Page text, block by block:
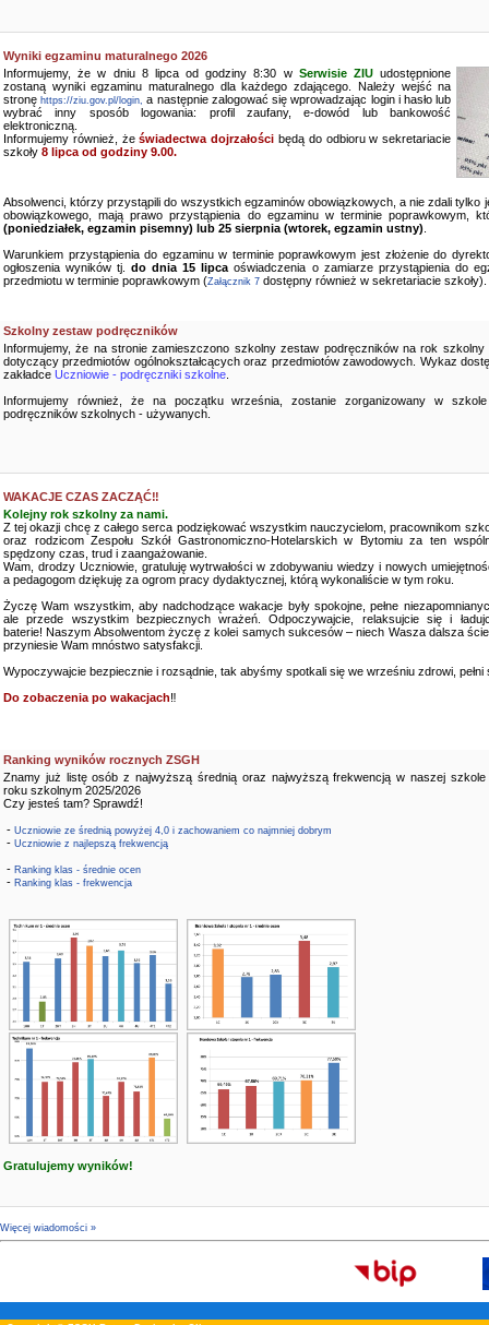
Wyniki egzaminu maturalnego 2026
Informujemy, że w dniu 8 lipca od godziny 8:30 w Serwisie ZIU udostępnione
zostaną wyniki egzaminu maturalnego dla każdego zdającego. Należy wejść na
stronęhttps://ziu.gov.pl/login, a następnie zalogować się wprowadzając login i hasło lub
wybrać inny sposób logowania: profil zaufany, e-dowód lub bankowość
elektroniczną.
Informujemy również, żeświadectwa dojrzałości będą do odbioru w sekretariacie
szkoły 8 lipca od godziny 9.00.
Absolwenci, którzy przystąpili do wszystkich egzaminów obowiązkowych, a nie zdali tylko
obowiązkowego, mają prawo przystąpienia do egzaminu w terminie poprawkowym,
(poniedziałek, egzamin pisemny) lub 25 sierpnia (wtorek, egzamin ustny)
Warunkiem przystąpienia do egzaminu w terminie poprawkowym jest złożenie do
ogłoszenia wyników tj.do dnia 15 lipca oświadczenia o zamiarze przystąpienia do
przedmiotu w terminie poprawkowym (Załącznik 7 dostępny również w sekretariacie szkoły).
Szkolny zestaw podręczników
Informujemy, że na stronie zamieszczono szkolny zestaw podręczników na rok szkolny
dotyczący przedmiotów ogólnokształcących oraz przedmiotów zawodowych. Wykaz
zakładce Uczniowie - podręczniki szkolne
Informujemy również, że na początku września, zostanie zorganizowany w
podręczników szkolnych - używanych.
WAKACJE CZAS ZACZĄĆ‼️
Kolejny rok szkolny za nami.
Z tej okazji chcę z całego serca podziękować wszystkim nauczycielom, pracownikom
oraz rodzicom Zespołu Szkół Gastronomiczno-Hotelarskich w Bytomiu za ten
spędzony czas, trud i zaangażowanie.
Wam, drodzy Uczniowie, gratuluję wytrwałości w zdobywaniu wiedzy i nowych
a pedagogom dziękuję za ogrom pracy dydaktycznej, którą wykonaliście w tym roku.
Życzę Wam wszystkim, aby nadchodzące wakacje były spokojne, pełne
ale przede wszystkim bezpiecznych wrażeń. Odpoczywajcie, relaksujcie się i
baterie! Naszym Absolwentom życzę z kolei samych sukcesów – niech Wasza dalsza
przyniesie Wam mnóstwo satysfakcji.
Wypoczywajcie bezpiecznie i rozsądnie, tak abyśmy spotkali się we wrześniu zdrowi, pełni
Do zobaczenia po wakacjach‼️
Ranking wyników rocznych ZSGH
Znamy już listę osób z najwyższą średnią oraz najwyższą frekwencją w naszej szkole
roku szkolnym 2025/2026
Czy jesteś tam? Sprawdź!
- Uczniowie ze średnią powyżej 4,0 i zachowaniem co najmniej dobrym
- Uczniowie z najlepszą frekwencją
- Ranking klas - średnie ocen
- Ranking klas - frekwencja
Gratulujemy wyników!
Więcej wiadomości »